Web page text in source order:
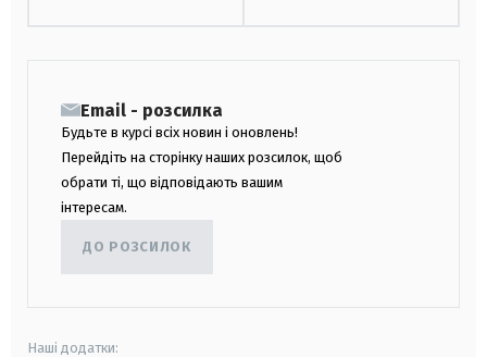
Email - розсилка
Будьте в курсі всіх новин і оновлень!
Перейдіть на сторінку наших розсилок, щоб
обрати ті, що відповідають вашим
інтересам.
ДО РОЗСИЛОК
Наші додатки: